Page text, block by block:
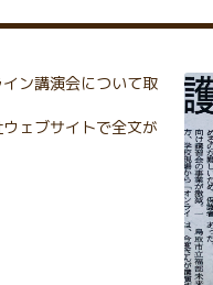
ン講演会について取
ェブサイトで全文が